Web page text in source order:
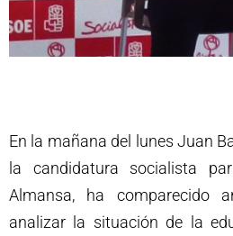
En la mañana del lunes Juan
la candidatura socialista
Almansa, ha comparecido
analizar la situación de la